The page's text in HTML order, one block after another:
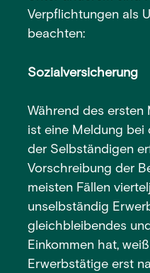
Verpflichtungen als
beachten:
Sozialversicherung
Während des ersten
ist eine Meldung bei
der Selbständigen
Vorschreibung der
meisten Fällen
unselbständig
gleichbleibendes
Einkommen hat,
Erwerbstätige erst